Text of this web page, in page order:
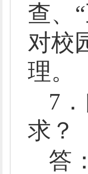
查、
对校
理。
7
求？
答